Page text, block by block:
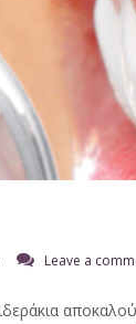
Leave a